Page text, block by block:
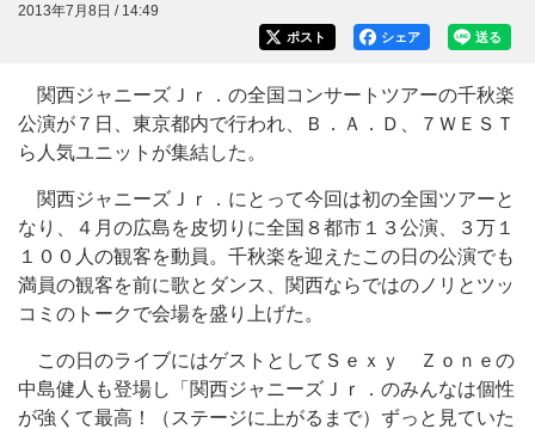
2013年7月8日 / 14:49
送る
シェア
ポスト
関西ジャニーズＪｒ．の全国コンサートツアーの千秋楽
公演が７日、東京都内で行われ、Ｂ．Ａ．Ｄ、７ＷＥＳＴ
ら人気ユニットが集結した。
関西ジャニーズＪｒ．にとって今回は初の全国ツアーと
なり、４月の広島を皮切りに全国８都市１３公演、３万１
１００人の観客を動員。千秋楽を迎えたこの日の公演でも
満員の観客を前に歌とダンス、関西ならではのノリとツッ
コミのトークで会場を盛り上げた。
この日のライブにはゲストとしてＳｅｘｙ Ｚｏｎｅの
中島健人も登場し「関西ジャニーズＪｒ．のみんなは個性
が強くて最高！（ステージに上がるまで）ずっと見ていた